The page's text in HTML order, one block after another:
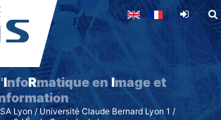
Aller
contenu
principal
InfoRmatique en Image et
Lyon / Université Claude Bernard Lyon 1 /